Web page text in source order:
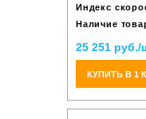
Индекс
Наличие
25 251 руб./
КУПИТЬ В 1